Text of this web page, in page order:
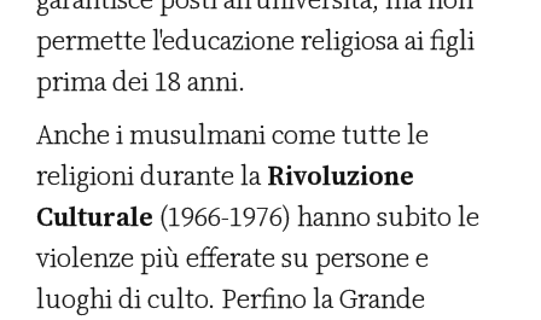
permette l'educazione religiosa ai figli
prima dei 18 anni.
Anche i musulmani come tutte le
religioni durante laRivoluzione
Culturale (1966-1976) hanno subito le
violenze più efferate su persone e
luoghi di culto. Perfino la Grande